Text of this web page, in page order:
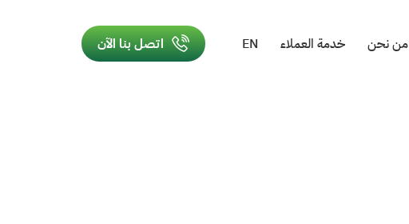
من نحن خدمة العملاء EN اتصل بنا الآن